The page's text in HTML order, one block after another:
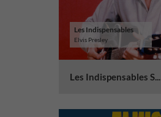
Les Indispensables
Elvis Presley
Les Indispensables S...